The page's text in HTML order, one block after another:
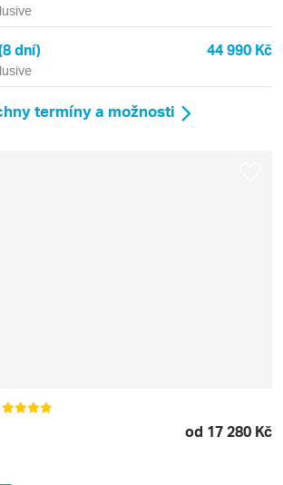
dní) 44 990 Kč
termíny a možnosti
od 17 280 Kč